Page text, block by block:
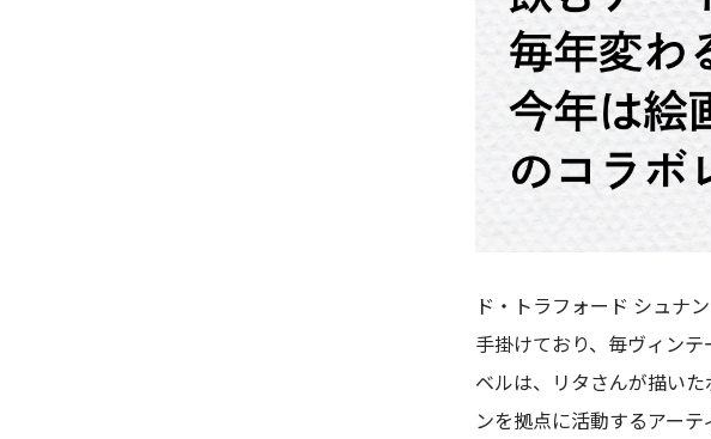
ド・トラフォード シュナ
手掛けており、毎ヴィン
ベルは、リタさんが描い
ンを拠点に活動するアー